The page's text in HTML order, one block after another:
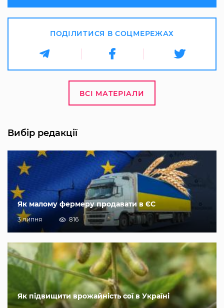
ПОДІЛИТИСЯ В СОЦМЕРЕЖАХ
ВСІ МАТЕРІАЛИ
Вибір редакції
Як малому фермеру продавати в ЄС
3 липня 816
Як підвищити врожайність сої в Україні